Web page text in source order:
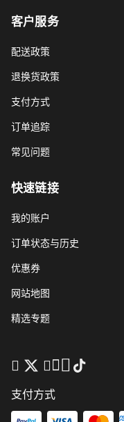
客户服务
配送政策
退换货政策
支付方式
订单追踪
常见问题
快速链接
我的账户
订单状态与历史
优惠券
网站地图
精选专题
支付方式